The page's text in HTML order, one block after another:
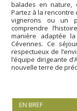
balades en nature,
Partez à la rencontre
vignerons ou un
comprendre
manière adaptée
Cévennes. Ce
respectueux de
l’équipe dirigeante
nouvelle terre de
EN BREF